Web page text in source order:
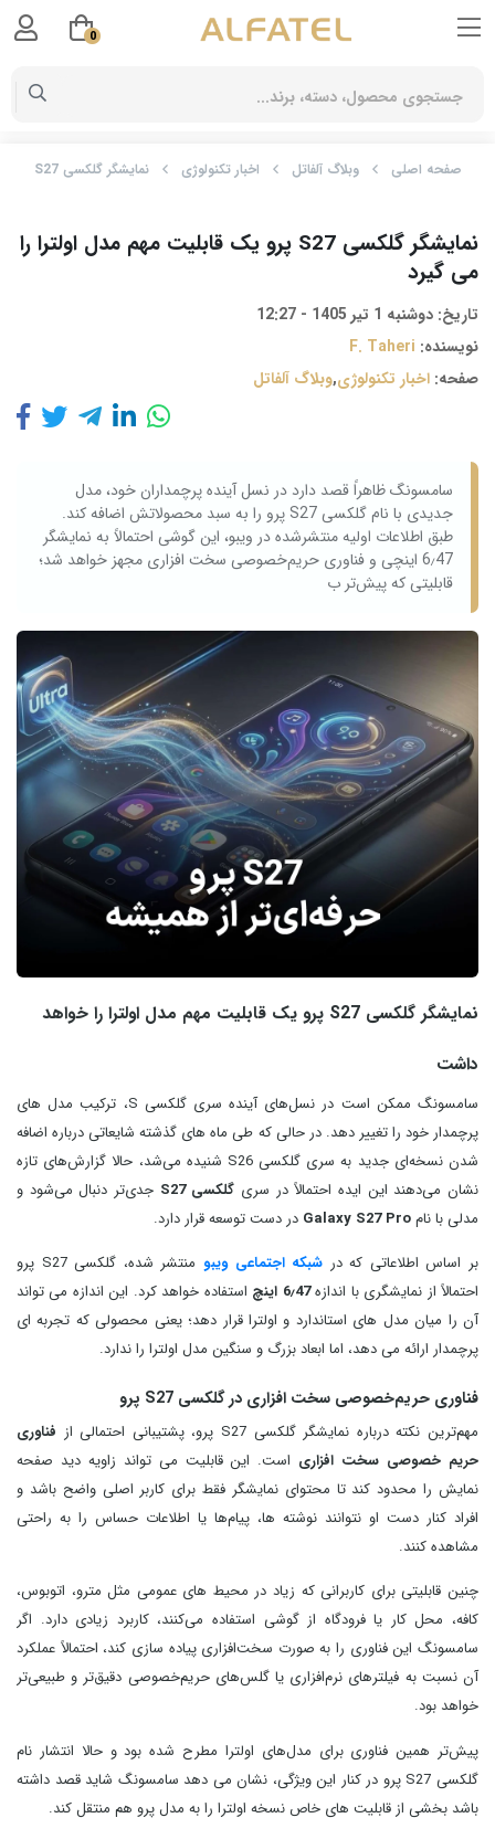
صفحه اصلی وبلاگ آلفاتل اخبار تکنولوژی نمایشگر گلکسی S27 پرو یک قابلیت مهم مدل اولترا را می گیرد
نمایشگر گلکسی S27 پرو یک قابلیت مهم مدل اولترا را
می گیرد
تاریخ: دوشنبه 1 تیر 1405 - 12:27
نویسنده: F. Taheri
صفحه: اخبار تکنولوژی,وبلاگ آلفاتل
سامسونگ ظاهراً قصد دارد در نسل آینده پرچمداران خود، مدل
جدیدی با نام گلکسی S27 پرو را به سبد محصولاتش اضافه کند.
طبق اطلاعات اولیه منتشرشده در ویبو، این گوشی احتمالاً به نمایشگر
6٫47 اینچی و فناوری حریم‌خصوصی سخت‌ افزاری مجهز خواهد شد؛
قابلیتی که پیش‌تر ب
نمایشگر گلکسی S27 پرو یک قابلیت مهم مدل اولترا را خواهد
داشت
سامسونگ ممکن است در نسل‌های آینده سری گلکسی S، ترکیب مدل‌ های
پرچمدار خود را تغییر دهد. در حالی که طی ماه‌ های گذشته شایعاتی درباره اضافه
شدن نسخه‌ای جدید به سری گلکسی S26 شنیده می‌شد، حالا گزارش‌های تازه
نشان می‌دهند این ایده احتمالاً در سری گلکسی S27
جدی‌تر دنبال می‌شود و
مدلی با نامGalaxy S27 Pro در دست توسعه قرار دارد.
بر اساس اطلاعاتی که در شبکه اجتماعی ویبو
منتشر شده، گلکسی S27 پرو
احتمالاً از نمایشگری با اندازه6٫47 اینچ
استفاده خواهد کرد. این اندازه می‌ تواند
آن را میان مدل‌ های استاندارد و اولترا قرار دهد؛ یعنی محصولی که تجربه‌ ای
پرچمدار ارائه می‌ دهد، اما ابعاد بزرگ و سنگین مدل اولترا را ندارد.
فناوری حریم‌خصوصی سخت‌ افزاری در گلکسی S27 پرو
مهم‌ترین نکته درباره نمایشگر گلکسی S27 پرو، پشتیبانی احتمالی از
فناوری
حریم‌ خصوصی سخت‌ افزاری است. این قابلیت می تواند زاویه دید صفحه‌
نمایش را محدود کند تا محتوای نمایشگر فقط برای کاربر اصلی واضح باشد و
افراد کنار دست او نتوانند نوشته‌ ها، پیام‌ها یا اطلاعات حساس را به‌ راحتی
مشاهده کنند.
چنین قابلیتی برای کاربرانی که زیاد در محیط‌ های عمومی مثل مترو، اتوبوس،
کافه، محل کار یا فرودگاه از گوشی استفاده می‌کنند، کاربرد زیادی دارد. اگر
سامسونگ این فناوری را به‌ صورت سخت‌افزاری پیاده‌ سازی کند، احتمالاً عملکرد
آن نسبت به فیلترهای نرم‌افزاری یا گلس‌های حریم‌خصوصی دقیق‌تر و طبیعی‌تر
خواهد بود.
پیش‌تر همین فناوری برای مدل‌های اولترا مطرح شده بود و حالا انتشار نام
گلکسی S27 پرو در کنار این ویژگی، نشان می‌ دهد سامسونگ شاید قصد داشته
باشد بخشی از قابلیت‌ های خاص نسخه اولترا را به مدل پرو هم منتقل کند.
0